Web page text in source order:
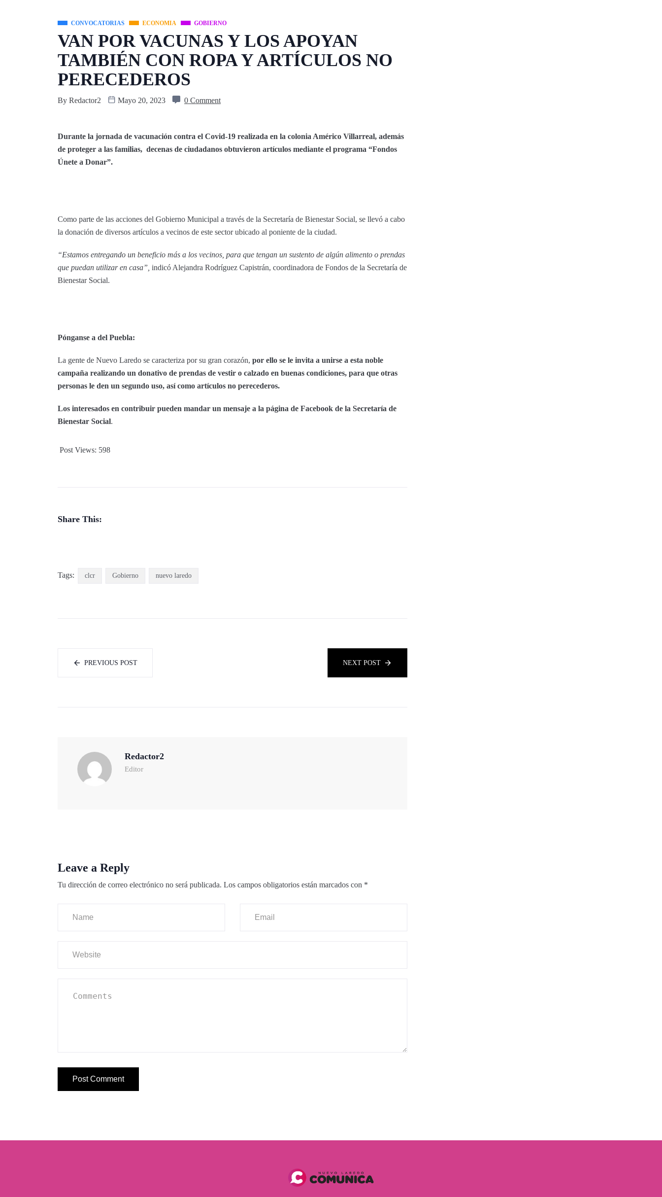
CONVOCATORIAS ECONOMIA GOBIERNO
VAN POR VACUNAS Y LOS APOYAN
TAMBIÉN CON ROPA Y ARTÍCULOS NO
PERECEDEROS
By Redactor2 Mayo 20, 2023 0 Comment
Durante la jornada de vacunación contra el Covid-19 realizada en la colonia Américo Villarreal, además
de proteger a las familias, decenas de ciudadanos obtuvieron artículos mediante el programa “Fondos
Únete a Donar”.
Como parte de las acciones del Gobierno Municipal a través de la Secretaría de Bienestar Social, se llevó a cabo
la donación de diversos artículos a vecinos de este sector ubicado al poniente de la ciudad.
“Estamos entregando un beneficio más a los vecinos, para que tengan un sustento de algún alimento o prendas
que puedan utilizar en casa”, indicó Alejandra Rodríguez Capistrán, coordinadora de Fondos de la Secretaría de
Bienestar Social.
Pónganse a del Puebla:
La gente de Nuevo Laredo se caracteriza por su gran corazón, por ello se le invita a unirse a esta noble
campaña realizando un donativo de prendas de vestir o calzado en buenas condiciones, para que otras
personas le den un segundo uso, así como artículos no perecederos.
Los interesados en contribuir pueden mandar un mensaje a la página de Facebook de la Secretaría de
Bienestar Social.
Post Views: 598
Share This:
Tags: clcr Gobierno nuevo laredo
PREVIOUS POST NEXT POST
Redactor2
Editor
Leave a Reply
Tu dirección de correo electrónico no será publicada. Los campos obligatorios están marcados con *